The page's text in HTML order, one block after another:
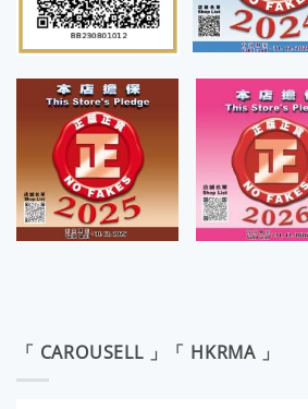
「 CAROUSELL 」「 HKRMA 」